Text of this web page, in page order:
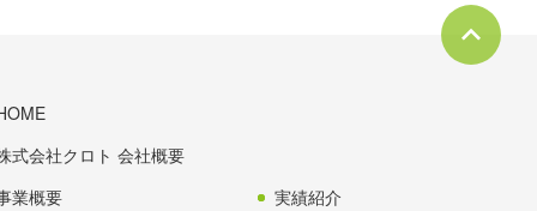
式会社クロト 会社概要
業概要
実績紹介